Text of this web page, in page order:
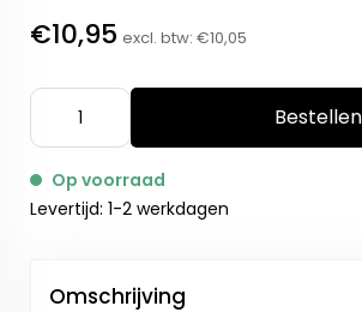
€10,95 excl. btw: €10,05
Bestellen
Op voorraad
Levertijd: 1-2 werkdagen
Omschrijving